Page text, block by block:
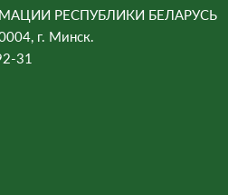
РЕСПУБЛИКИ БЕЛАРУСЬ
г. Минск.
31